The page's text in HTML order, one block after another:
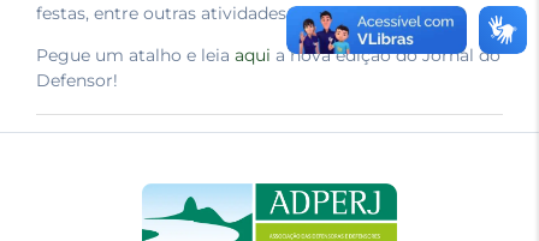
festas, entre outras atividades e eventos.
Pegue um atalho e leia aqui a nova edição do Jornal do
Defensor!